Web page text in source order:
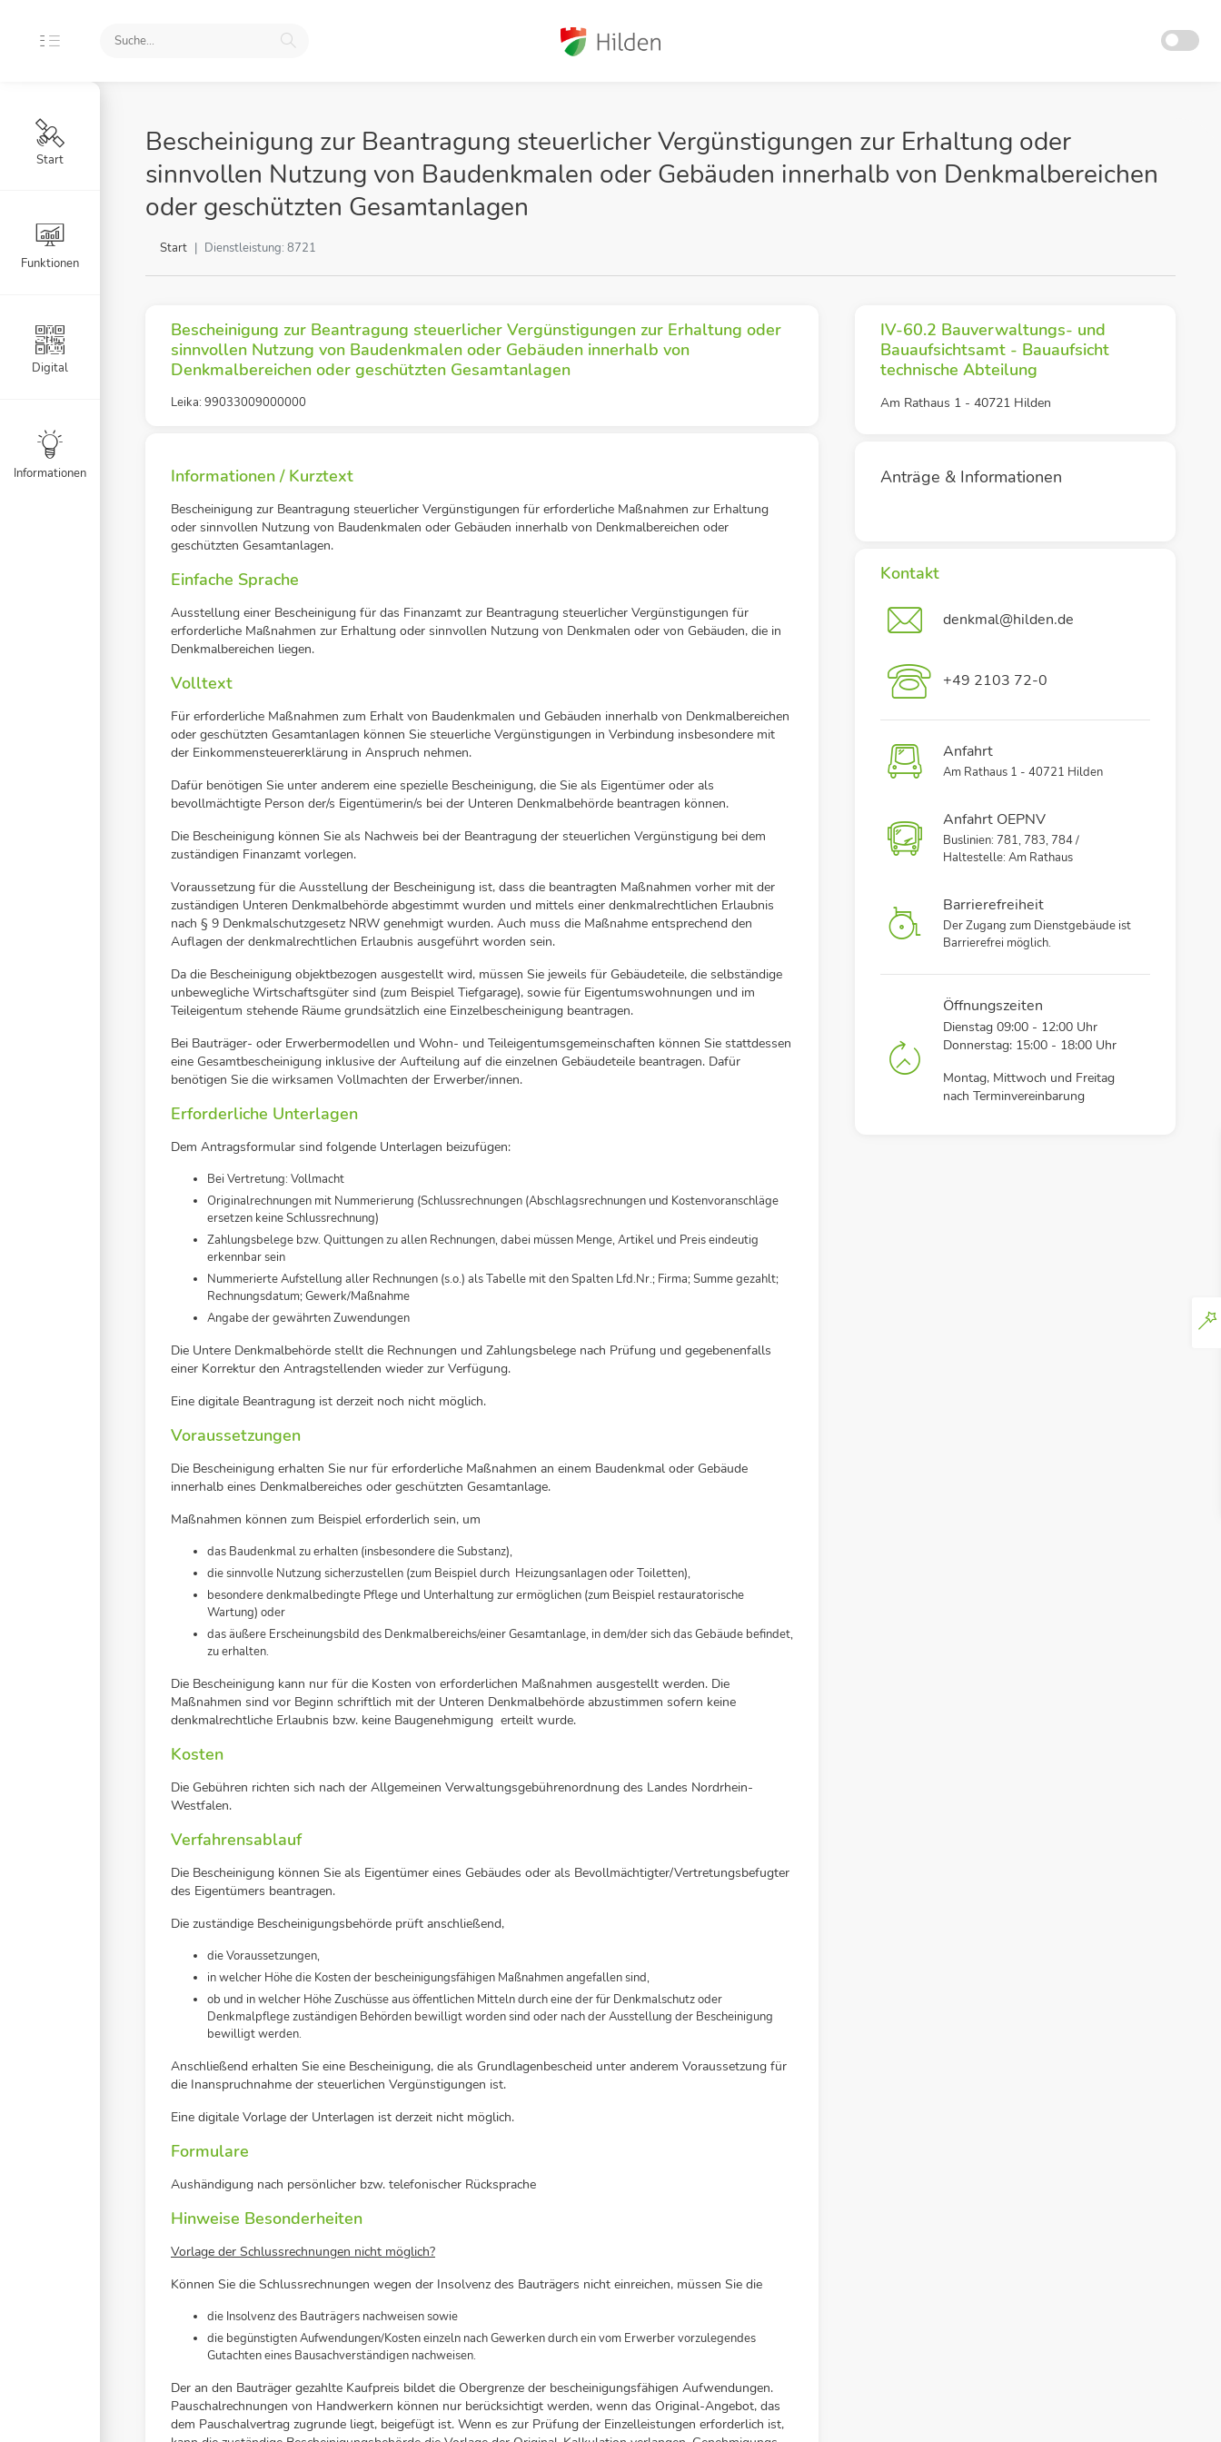
Start
Funktionen
Digital
Informationen
Bescheinigung zur Beantragung steuerlicher Vergünstigungen zur Erhaltung oder
sinnvollen Nutzung von Baudenkmalen oder Gebäuden innerhalb von Denkmalbereichen
oder geschützten Gesamtanlagen
Start Dienstleistung: 8721
Bescheinigung zur Beantragung steuerlicher Vergünstigungen zur Erhaltung oder
sinnvollen Nutzung von Baudenkmalen oder Gebäuden innerhalb von
Denkmalbereichen oder geschützten Gesamtanlagen
Leika: 99033009000000
Informationen / Kurztext
Bescheinigung zur Beantragung steuerlicher Vergünstigungen für erforderliche Maßnahmen zur Erhaltung
oder sinnvollen Nutzung von Baudenkmalen oder Gebäuden innerhalb von Denkmalbereichen oder
geschützten Gesamtanlagen.
Einfache Sprache
Ausstellung einer Bescheinigung für das Finanzamt zur Beantragung steuerlicher Vergünstigungen für
erforderliche Maßnahmen zur Erhaltung oder sinnvollen Nutzung von Denkmalen oder von Gebäuden, die in
Denkmalbereichen liegen.
Volltext
Für erforderliche Maßnahmen zum Erhalt von Baudenkmalen und Gebäuden innerhalb von Denkmalbereichen
oder geschützten Gesamtanlagen können Sie steuerliche Vergünstigungen in Verbindung insbesondere mit
der Einkommensteuererklärung in Anspruch nehmen.
Dafür benötigen Sie unter anderem eine spezielle Bescheinigung, die Sie als Eigentümer oder als
bevollmächtigte Person der/s Eigentümerin/s bei der Unteren Denkmalbehörde beantragen können.
Die Bescheinigung können Sie als Nachweis bei der Beantragung der steuerlichen Vergünstigung bei dem
zuständigen Finanzamt vorlegen.
Voraussetzung für die Ausstellung der Bescheinigung ist, dass die beantragten Maßnahmen vorher mit der
zuständigen Unteren Denkmalbehörde abgestimmt wurden und mittels einer denkmalrechtlichen Erlaubnis
nach § 9 Denkmalschutzgesetz NRW genehmigt wurden. Auch muss die Maßnahme entsprechend den
Auflagen der denkmalrechtlichen Erlaubnis ausgeführt worden sein.
Da die Bescheinigung objektbezogen ausgestellt wird, müssen Sie jeweils für Gebäudeteile, die selbständige
unbewegliche Wirtschaftsgüter sind (zum Beispiel Tiefgarage), sowie für Eigentumswohnungen und im
Teileigentum stehende Räume grundsätzlich eine Einzelbescheinigung beantragen.
Bei Bauträger- oder Erwerbermodellen und Wohn- und Teileigentumsgemeinschaften können Sie stattdessen
eine Gesamtbescheinigung inklusive der Aufteilung auf die einzelnen Gebäudeteile beantragen. Dafür
benötigen Sie die wirksamen Vollmachten der Erwerber/innen.
Erforderliche Unterlagen
Dem Antragsformular sind folgende Unterlagen beizufügen:
Bei Vertretung: Vollmacht
Originalrechnungen mit Nummerierung (Schlussrechnungen (Abschlagsrechnungen und Kostenvoranschläge
ersetzen keine Schlussrechnung)
Zahlungsbelege bzw. Quittungen zu allen Rechnungen, dabei müssen Menge, Artikel und Preis eindeutig
erkennbar sein
Nummerierte Aufstellung aller Rechnungen (s.o.) als Tabelle mit den Spalten Lfd.Nr.; Firma; Summe gezahlt;
Rechnungsdatum; Gewerk/Maßnahme
Angabe der gewährten Zuwendungen
Die Untere Denkmalbehörde stellt die Rechnungen und Zahlungsbelege nach Prüfung und gegebenenfalls
einer Korrektur den Antragstellenden wieder zur Verfügung.
Eine digitale Beantragung ist derzeit noch nicht möglich.
Voraussetzungen
Die Bescheinigung erhalten Sie nur für erforderliche Maßnahmen an einem Baudenkmal oder Gebäude
innerhalb eines Denkmalbereiches oder geschützten Gesamtanlage.
Maßnahmen können zum Beispiel erforderlich sein, um
das Baudenkmal zu erhalten (insbesondere die Substanz),
die sinnvolle Nutzung sicherzustellen (zum Beispiel durch Heizungsanlagen oder Toiletten),
besondere denkmalbedingte Pflege und Unterhaltung zur ermöglichen (zum Beispiel restauratorische
Wartung) oder
das äußere Erscheinungsbild des Denkmalbereichs/einer Gesamtanlage, in dem/der sich das Gebäude befindet,
zu erhalten.
Die Bescheinigung kann nur für die Kosten von erforderlichen Maßnahmen ausgestellt werden. Die
Maßnahmen sind vor Beginn schriftlich mit der Unteren Denkmalbehörde abzustimmen sofern keine
denkmalrechtliche Erlaubnis bzw. keine Baugenehmigung erteilt wurde.
Kosten
Die Gebühren richten sich nach der Allgemeinen Verwaltungsgebührenordnung des Landes Nordrhein-
Westfalen.
Verfahrensablauf
Die Bescheinigung können Sie als Eigentümer eines Gebäudes oder als Bevollmächtigter/Vertretungsbefugter
des Eigentümers beantragen.
Die zuständige Bescheinigungsbehörde prüft anschließend,
die Voraussetzungen,
in welcher Höhe die Kosten der bescheinigungsfähigen Maßnahmen angefallen sind,
ob und in welcher Höhe Zuschüsse aus öffentlichen Mitteln durch eine der für Denkmalschutz oder
Denkmalpflege zuständigen Behörden bewilligt worden sind oder nach der Ausstellung der Bescheinigung
bewilligt werden.
Anschließend erhalten Sie eine Bescheinigung, die als Grundlagenbescheid unter anderem Voraussetzung für
die Inanspruchnahme der steuerlichen Vergünstigungen ist.
Eine digitale Vorlage der Unterlagen ist derzeit nicht möglich.
Formulare
Aushändigung nach persönlicher bzw. telefonischer Rücksprache
Hinweise Besonderheiten
Vorlage der Schlussrechnungen nicht möglich?
Können Sie die Schlussrechnungen wegen der Insolvenz des Bauträgers nicht einreichen, müssen Sie die
die Insolvenz des Bauträgers nachweisen sowie
die begünstigten Aufwendungen/Kosten einzeln nach Gewerken durch ein vom Erwerber vorzulegendes
Gutachten eines Bausachverständigen nachweisen.
Der an den Bauträger gezahlte Kaufpreis bildet die Obergrenze der bescheinigungsfähigen Aufwendungen.
Pauschalrechnungen von Handwerkern können nur berücksichtigt werden, wenn das Original-Angebot, das
dem Pauschalvertrag zugrunde liegt, beigefügt ist. Wenn es zur Prüfung der Einzelleistungen erforderlich ist,
IV-60.2 Bauverwaltungs- und
Bauaufsichtsamt - Bauaufsicht
technische Abteilung
Am Rathaus 1 - 40721 Hilden
Anträge & Informationen
Kontakt
denkmal@hilden.de
+49 2103 72-0
Anfahrt
Am Rathaus 1 - 40721 Hilden
Anfahrt OEPNV
Buslinien: 781, 783, 784 /
Haltestelle: Am Rathaus
Barrierefreiheit
Der Zugang zum Dienstgebäude ist
Barrierefrei möglich.
Öffnungszeiten
Dienstag 09:00 - 12:00 Uhr
Donnerstag: 15:00 - 18:00 Uhr
Montag, Mittwoch und Freitag
nach Terminvereinbarung